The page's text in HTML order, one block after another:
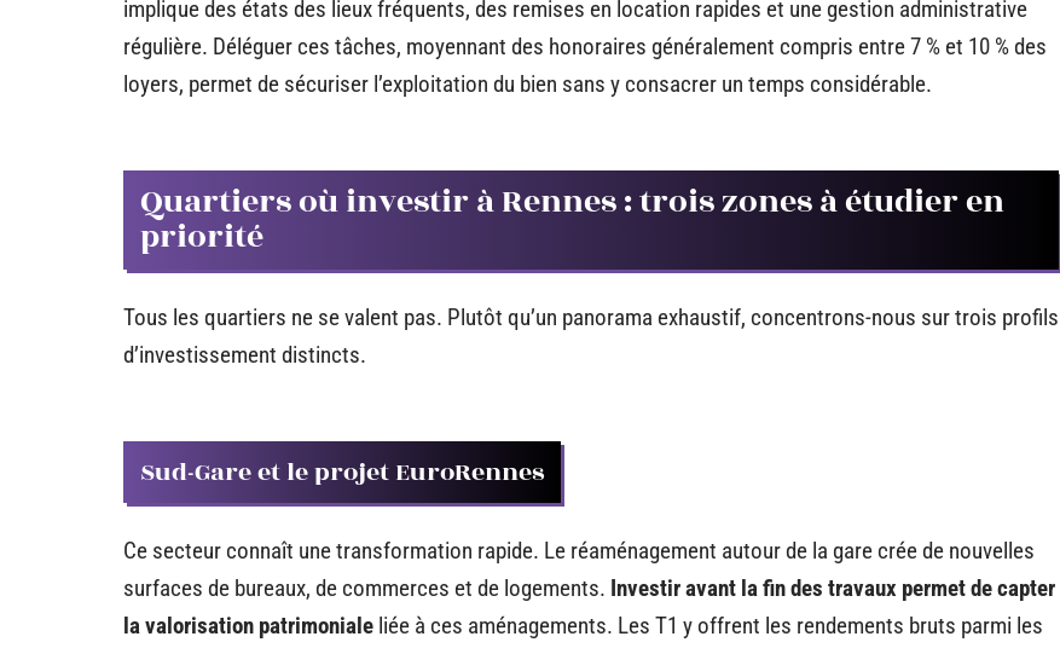
implique des états des lieux fréquents, des remises en location rapides et une gestion administrative
régulière. Déléguer ces tâches, moyennant des honoraires généralement compris entre 7 % et 10 % des
loyers, permet de sécuriser l’exploitation du bien sans y consacrer un temps considérable.
Quartiers où investir à Rennes : trois zones à étudier en
priorité
Tous les quartiers ne se valent pas. Plutôt qu’un panorama exhaustif, concentrons-nous sur trois profils
d’investissement distincts.
Sud-Gare et le projet EuroRennes
Ce secteur connaît une transformation rapide. Le réaménagement autour de la gare crée de nouvelles
surfaces de bureaux, de commerces et de logements. Investir avant la fin des travaux permet de capter
la valorisation patrimoniale liée à ces aménagements. Les T1 y offrent les rendements bruts parmi les